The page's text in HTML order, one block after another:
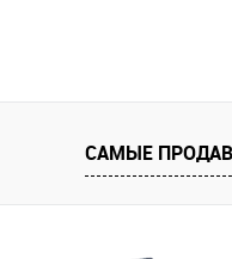
Купить в 1 клик
В избранноеСАМЫЕ